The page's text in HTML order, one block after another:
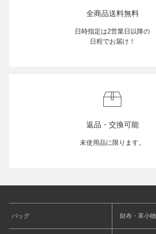
全商品送料無料
日時指定は2営業日以降の
日程でお届け！
返品・交換可能
未使用品に限ります。
バッグ 財布・革小物